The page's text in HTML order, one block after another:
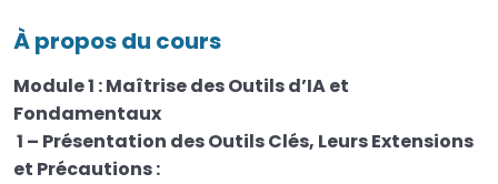
À propos du cours
Module 1 : Maîtrise des Outils d’IA et
Fondamentaux
1 – Présentation des Outils Clés, Leurs Extensions
et Précautions :